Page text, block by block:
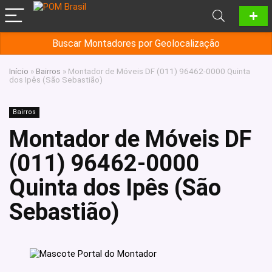
Buscar Montadores por Geolocalização
Início » Bairros » Montador de Móveis DF (011) 96462-0000 Quinta
dos Ipês (São Sebastião)
Bairros
Montador de Móveis DF
(011) 96462-0000
Quinta dos Ipês (São
Sebastião)